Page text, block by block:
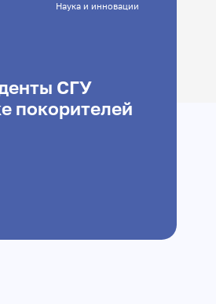
Наука и инновации
СГУ
покорителей